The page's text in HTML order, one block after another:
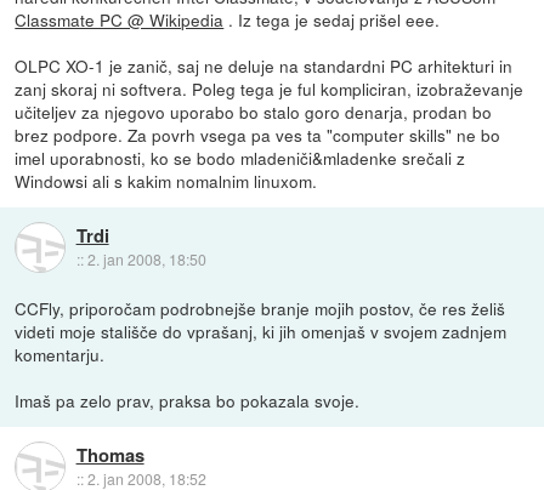
Classmate PC @ Wikipedia . Iz tega je sedaj prišel eee.
OLPC XO-1 je zanič, saj ne deluje na standardni PC arhitekturi in
zanj skoraj ni softvera. Poleg tega je ful kompliciran, izobraževanje
učiteljev za njegovo uporabo bo stalo goro denarja, prodan bo
brez podpore. Za povrh vsega pa ves ta "computer skills" ne bo
imel uporabnosti, ko se bodo mladeniči&mladenke srečali z
Windowsi ali s kakim nomalnim linuxom.
Trdi
::2. jan 2008, 18:50
CCFly, priporočam podrobnejše branje mojih postov, če res želiš
videti moje stališče do vprašanj, ki jih omenjaš v svojem zadnjem
komentarju.
Imaš pa zelo prav, praksa bo pokazala svoje.
Thomas
::2. jan 2008, 18:52